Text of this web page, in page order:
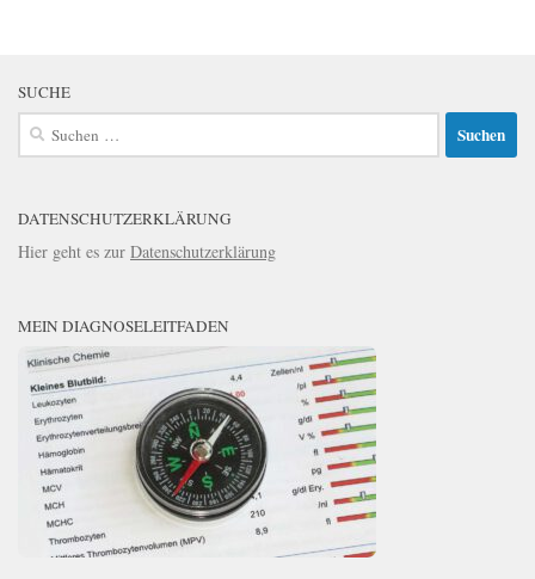
SUCHE
Suchen
nach:
DATENSCHUTZERKLÄRUNG
Hier geht es zur Datenschutzerklärung
MEIN DIAGNOSELEITFADEN